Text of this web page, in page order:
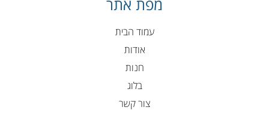
עמוד הבית
אודות
חנות
בלוג
צור קשר